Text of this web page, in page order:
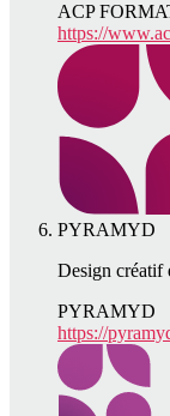
ACP
https://
PYRAMYD
Design créatif
PYRAMYD
https://